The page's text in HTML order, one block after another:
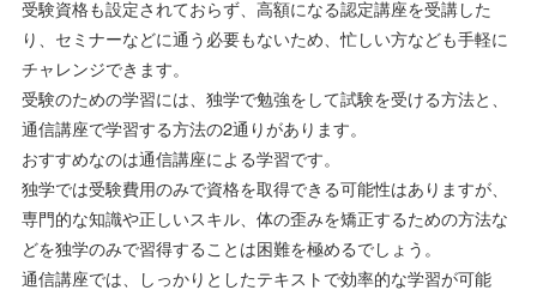
受験資格も設定されておらず、高額になる認定講座を受講した
り、セミナーなどに通う必要もないため、忙しい方なども手軽に
チャレンジできます。
受験のための学習には、独学で勉強をして試験を受ける方法と、
通信講座で学習する方法の2通りがあります。
おすすめなのは通信講座による学習です。
独学では受験費用のみで資格を取得できる可能性はありますが、
専門的な知識や正しいスキル、体の歪みを矯正するための方法な
どを独学のみで習得することは困難を極めるでしょう。
通信講座では、しっかりとしたテキストで効率的な学習が可能